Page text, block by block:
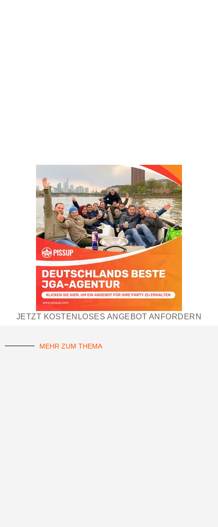
JETZT KOSTENLOSES ANGEBOT ANFORDERN
MEHR ZUM THEMA